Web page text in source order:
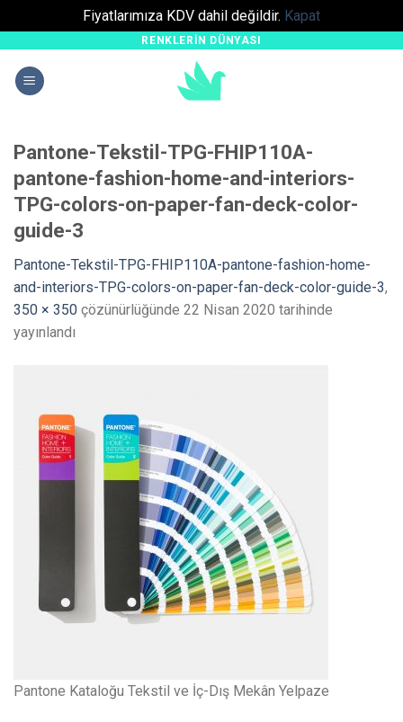
Fiyatlarımıza KDV dahil değildir. Kapat
content
RENKLERIN DÜNYASI
Pantone-Tekstil-TPG-FHIP110A-
pantone-fashion-home-and-interiors-
TPG-colors-on-paper-fan-deck-color-
guide-3
Pantone-Tekstil-TPG-FHIP110A-pantone-fashion-home-
and-interiors-TPG-colors-on-paper-fan-deck-color-guide-3,
350 × 350 çözünürlüğünde 22 Nisan 2020 tarihinde
yayınlandı
Pantone Kataloğu Tekstil ve İç-Dış Mekân Yelpaze